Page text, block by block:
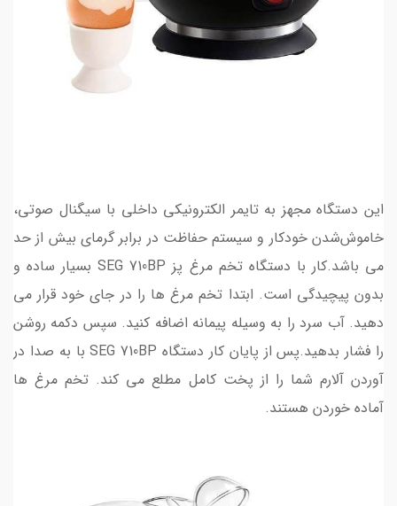
این دستگاه مجهز به تایمر الکترونیکی داخلی با سیگنال صوتی،
خاموش‌شدن خودکار و سیستم حفاظت در برابر گرمای بیش از حد
می باشد.کار با دستگاه تخم مرغ پز SEG 710BP بسیار ساده و
بدون پیچیدگی است. ابتدا تخم مرغ ها را در جای خود قرار می
دهید. آب سرد را به وسیله پیمانه اضافه کنید. سپس دکمه روشن
را فشار بدهید.پس از پایان کار دستگاه SEG 710BP با به صدا در
آوردن آلارم شما را از پخت کامل مطلع می‌ کند. تخم مرغ ها
آماده خوردن هستند.